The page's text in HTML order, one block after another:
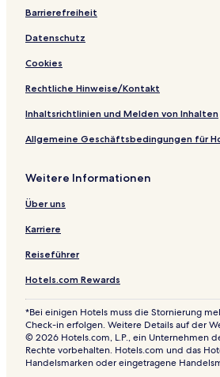
Barrierefreiheit
Datenschutz
Cookies
Rechtliche Hinweise/Kontakt
Inhaltsrichtlinien und Melden von Inhalten
Allgemeine Geschäftsbedingungen für
Weitere Informationen
Über uns
Karriere
Reiseführer
Hotels.com Rewards
*Bei einigen Hotels muss die Stornierung
Check-in erfolgen. Weitere Details auf der
© 2026 Hotels.com, L.P., ein Unternehmen
Rechte vorbehalten. Hotels.com und das
Handelsmarken oder eingetragene